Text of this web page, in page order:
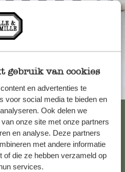
gebruik van cookies
en advertenties te
voor social media te bieden en
Ook delen we
onze site met onze partners
en analyse. Deze partners
met andere informatie
of die ze hebben verzameld op
services.